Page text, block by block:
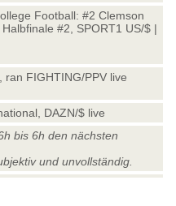
Football: #2 Clemson
#2, SPORT1 US/$ |
FIGHTING/PPV live
DAZN/$ live
bis 6h den nächsten
und unvollständig.